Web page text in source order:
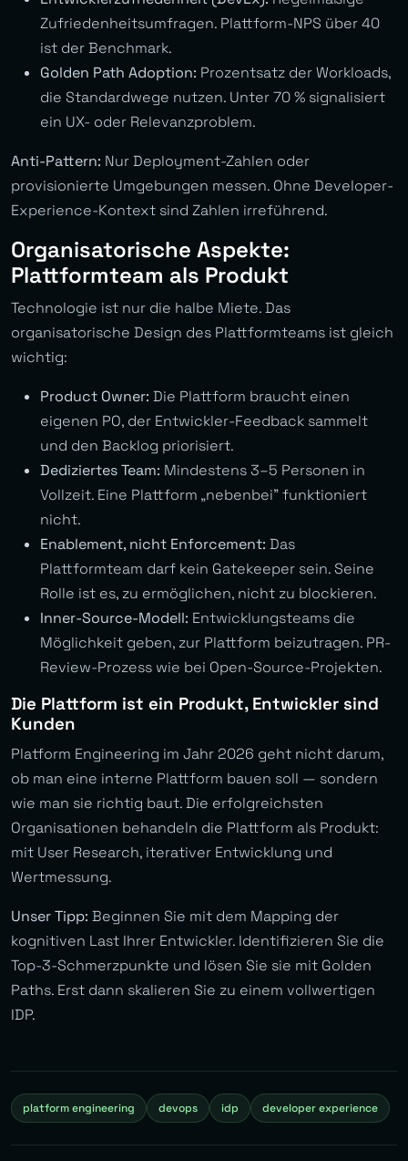
Zufriedenheitsumfragen. Plattform-NPS über 40
ist der Benchmark.
Golden Path Adoption: Prozentsatz der Workloads,
die Standardwege nutzen. Unter 70 % signalisiert
ein UX- oder Relevanzproblem.
Anti-Pattern: Nur Deployment-Zahlen oder
provisionierte Umgebungen messen. Ohne Developer-
Experience-Kontext sind Zahlen irreführend.
Organisatorische Aspekte:
Plattformteam als Produkt
Technologie ist nur die halbe Miete. Das
organisatorische Design des Plattformteams ist gleich
wichtig:
Product Owner: Die Plattform braucht einen
eigenen PO, der Entwickler-Feedback sammelt
und den Backlog priorisiert.
Dediziertes Team: Mindestens 3–5 Personen in
Vollzeit. Eine Plattform „nebenbei” funktioniert
nicht.
Enablement, nicht Enforcement: Das
Plattformteam darf kein Gatekeeper sein. Seine
Rolle ist es, zu ermöglichen, nicht zu blockieren.
Inner-Source-Modell: Entwicklungsteams die
Möglichkeit geben, zur Plattform beizutragen. PR-
Review-Prozess wie bei Open-Source-Projekten.
Die Plattform ist ein Produkt, Entwickler sind
Kunden
Platform Engineering im Jahr 2026 geht nicht darum,
ob man eine interne Plattform bauen soll — sondern
wie man sie richtig baut. Die erfolgreichsten
Organisationen behandeln die Plattform als Produkt:
mit User Research, iterativer Entwicklung und
Wertmessung.
Unser Tipp: Beginnen Sie mit dem Mapping der
kognitiven Last Ihrer Entwickler. Identifizieren Sie die
Top-3-Schmerzpunkte und lösen Sie sie mit Golden
Paths. Erst dann skalieren Sie zu einem vollwertigen
IDP.
platform engineering devops idp developer experience